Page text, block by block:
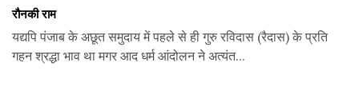
रौनकी राम
यद्यपि पंजाब के अछूत समुदाय में पहले से ही गुरु रविदास (रैदास) के प्रति
गहन श्रद्धा भाव था मगर आद धर्म आंदोलन ने अत्यंत...